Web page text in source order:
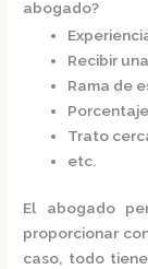
abogado?
Recibir
Rama de
Trato
etc.
El abogado
proporcionar
caso, todo